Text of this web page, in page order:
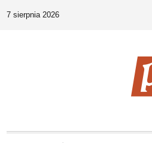
7 sierpnia 2026